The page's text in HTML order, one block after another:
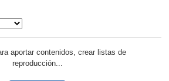
aportar contenidos, crear listas de
reproducción...